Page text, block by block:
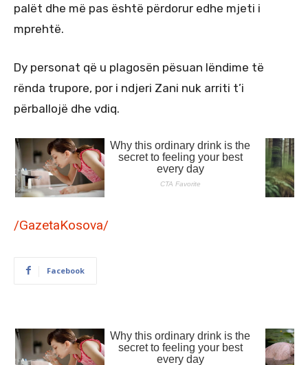
palët dhe më pas është përdorur edhe mjeti i
mprehtë.
Dy personat që u plagosën pësuan lëndime të
rënda trupore, por i ndjeri Zani nuk arriti t’i
përballojë dhe vdiq.
/GazetaKosova/
Facebook